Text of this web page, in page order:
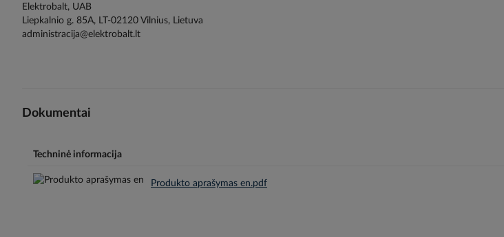
Elektrobalt, UAB
Liepkalnio g. 85A, LT-02120 Vilnius, Lietuva
administracija@elektrobalt.lt
Dokumentai
Techninė informacija
Produkto aprašymas en.pdf